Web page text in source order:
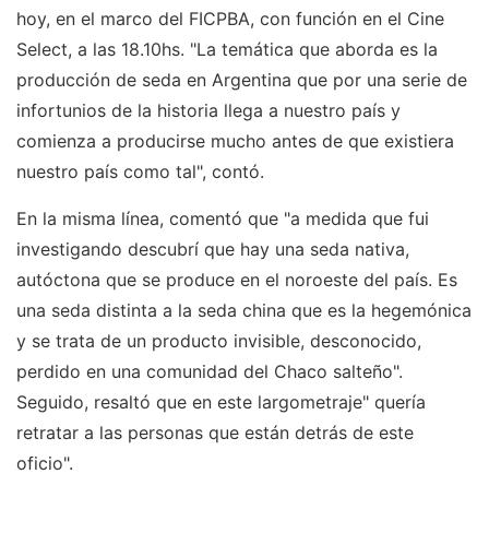
hoy, en el marco del FICPBA, con función en el Cine
Select, a las 18.10hs. "La temática que aborda es la
producción de seda en Argentina que por una serie de
infortunios de la historia llega a nuestro país y
comienza a producirse mucho antes de que existiera
nuestro país como tal", contó.
En la misma línea, comentó que "a medida que fui
investigando descubrí que hay una seda nativa,
autóctona que se produce en el noroeste del país. Es
una seda distinta a la seda china que es la hegemónica
y se trata de un producto invisible, desconocido,
perdido en una comunidad del Chaco salteño".
Seguido, resaltó que en este largometraje" quería
retratar a las personas que están detrás de este
oficio".